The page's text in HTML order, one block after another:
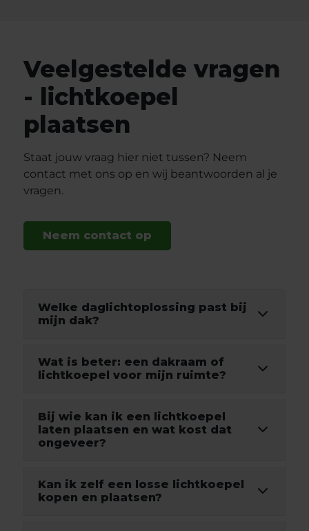
Veelgestelde vragen
- lichtkoepel
plaatsen
Staat jouw vraag hier niet tussen? Neem
contact met ons op en wij beantwoorden al je
vragen.
Neem contact op
Welke daglichtoplossing past bij
mijn dak?
Wat is beter: een dakraam of
lichtkoepel voor mijn ruimte?
Bij wie kan ik een lichtkoepel
laten plaatsen en wat kost dat
ongeveer?
Kan ik zelf een losse lichtkoepel
kopen en plaatsen?